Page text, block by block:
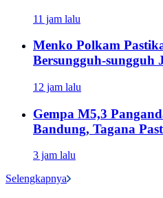
11 jam lalu
Menko Polkam
Bersungguh-sungguh
12 jam lalu
Gempa M5,3
Bandung, Tagana
3 jam lalu
Selengkapnya